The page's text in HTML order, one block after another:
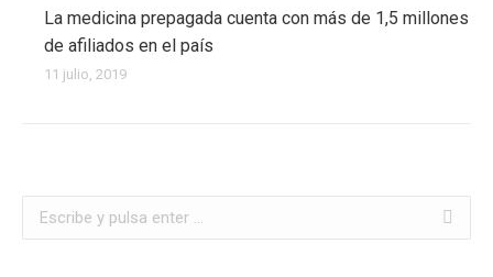
La medicina prepagada cuenta con más de 1,5 millones
de afiliados en el país
11 julio, 2019
Buscar: